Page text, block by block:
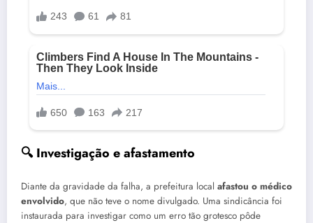
🔍 Investigação e afastamento
Diante da gravidade da falha, a prefeitura local afastou o médico
envolvido, que não teve o nome divulgado. Uma sindicância foi
instaurada para investigar como um erro tão grotesco pôde